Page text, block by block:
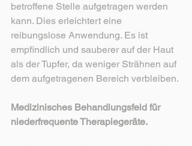
betroffene Stelle aufgetragen werden
kann. Dies erleichtert eine
reibungslose Anwendung. Es ist
empfindlich und sauberer auf der Haut
als der Tupfer, da weniger Strähnen auf
dem aufgetragenen Bereich verbleiben.
Medizinisches Behandlungsfeld für
niederfrequente Therapiegeräte.